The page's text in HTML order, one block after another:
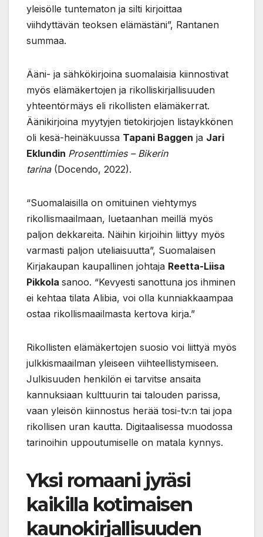
yleisölle tuntematon ja silti kirjoittaa
viihdyttävän teoksen elämästäni”, Rantanen
summaa.
Ääni- ja sähkökirjoina suomalaisia kiinnostivat
myös elämäkertojen ja rikolliskirjallisuuden
yhteentörmäys eli rikollisten elämäkerrat.
Äänikirjoina myytyjen tietokirjojen listaykkönen
oli kesä-heinäkuussa Tapani Baggen ja Jari
Eklundin Prosenttimies –Bikerin
tarina(Docendo, 2022).
“Suomalaisilla on omituinen viehtymys
rikollismaailmaan, luetaanhan meillä myös
paljon dekkareita. Näihin kirjoihin liittyy myös
varmasti paljon uteliaisuutta”, Suomalaisen
Kirjakaupan kaupallinen johtaja Reetta-Liisa
Pikkola sanoo. “Kevyesti sanottuna jos ihminen
ei kehtaa tilata Alibia, voi olla kunniakkaampaa
ostaa rikollismaailmasta kertova kirja.”
Rikollisten elämäkertojen suosio voi liittyä myös
julkkismaailman yleiseen viihteellistymiseen.
Julkisuuden henkilön ei tarvitse ansaita
kannuksiaan kulttuurin tai talouden parissa,
vaan yleisön kiinnostus herää tosi-tv:n tai jopa
rikollisen uran kautta. Digitaalisessa muodossa
tarinoihin uppoutumiselle on matala kynnys.
Yksi romaani jyräsi
kaikilla kotimaisen
kaunokirjallisuuden